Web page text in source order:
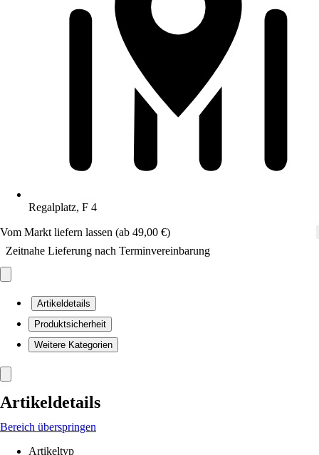
Regalplatz, F 4
Vom Markt liefern lassen (ab 49,00 €)
Zeitnahe Lieferung nach Terminvereinbarung
Artikeldetails
Produktsicherheit
Weitere Kategorien
Artikeldetails
Bereich überspringen
Artikeltyp